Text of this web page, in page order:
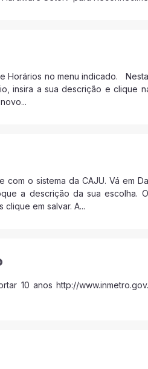
Horários no menu indicado.
insira a sua descrição e clique
com o sistema da CAJU. Vá em
a descrição da sua escolha.
em salvar. A...
10 anos http://